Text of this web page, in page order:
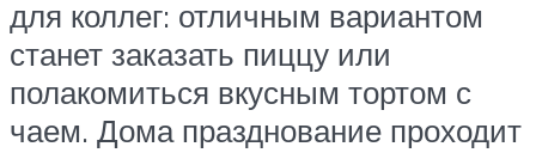
для коллег: отличным вариантом
станет заказать пиццу или
полакомиться вкусным тортом с
чаем. Дома празднование проходит